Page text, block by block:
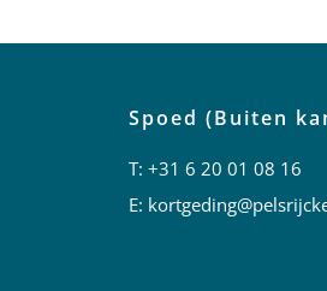
Spoed (Buiten
T: +31 6 20 01 08 16
E: